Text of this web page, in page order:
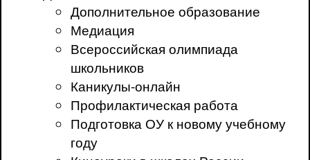
Дополнительное образование
Медиация
Всероссийская олимпиада
школьников
Каникулы-онлайн
Профилактическая работа
Подготовка ОУ к новому учебному
году